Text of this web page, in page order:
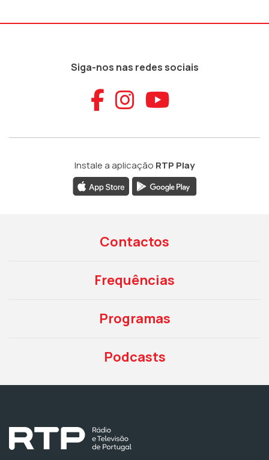
Siga-nos nas redes sociais
Aceder ao
Aceder ao
Aceder
Instale a aplicação RTP Play
Contactos
Frequências
Programas
Podcasts